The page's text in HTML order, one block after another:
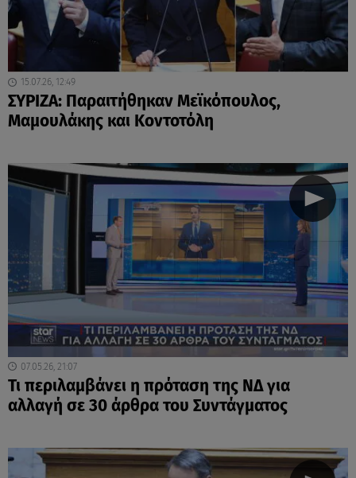
15.07.26, 12:49
ΣΥΡΙΖΑ: Παραιτήθηκαν Μεϊκόπουλος,
Μαμουλάκης και Κοντοτόλη
07.05.26, 21:07
Τι περιλαμβάνει η πρόταση της ΝΔ για
αλλαγή σε 30 άρθρα του Συντάγματος